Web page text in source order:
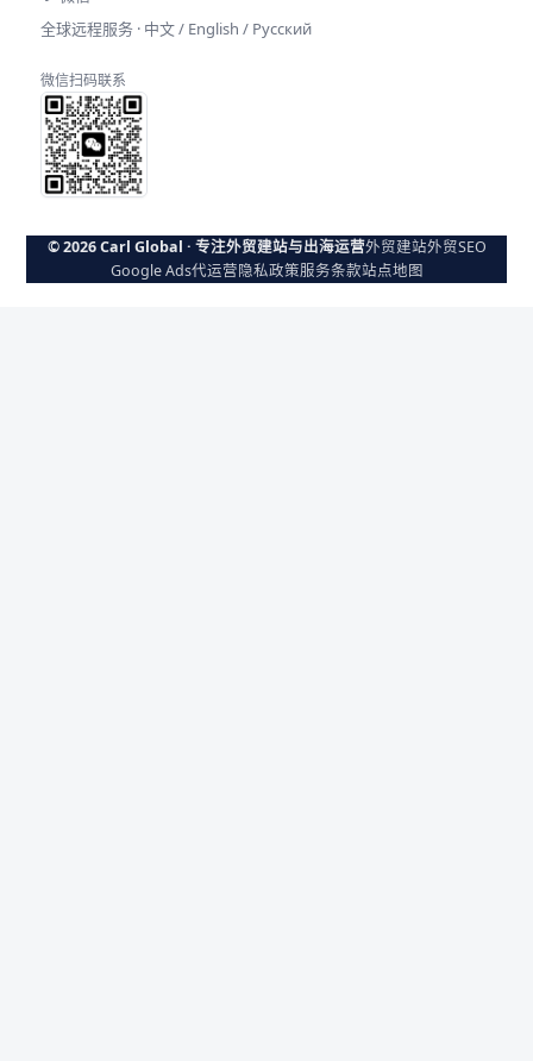
全球远程服务 · 中文 / English / Русский
微信扫码联系
© 2026 Carl Global · 专注外贸建站与出海运营外贸建站外贸SEO
Google Ads代运营隐私政策服务条款站点地图